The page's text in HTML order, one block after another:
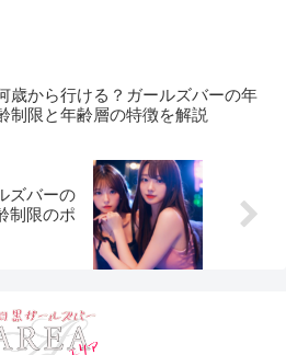
歳から行ける？ガールズバーの年
制限と年齢層の特徴を解説
ズバーの
制限のポ